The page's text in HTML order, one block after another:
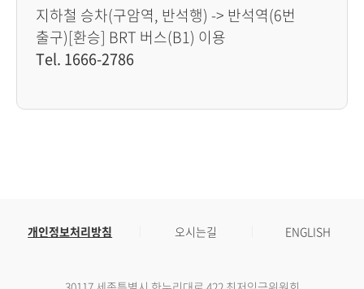
지하철 승차(구암역, 반석행) -> 반석역(6번
출구)[환승] BRT 버스(B1) 이용
Tel. 1666-2786
개인정보처리방침 오시는길 ENGLISH